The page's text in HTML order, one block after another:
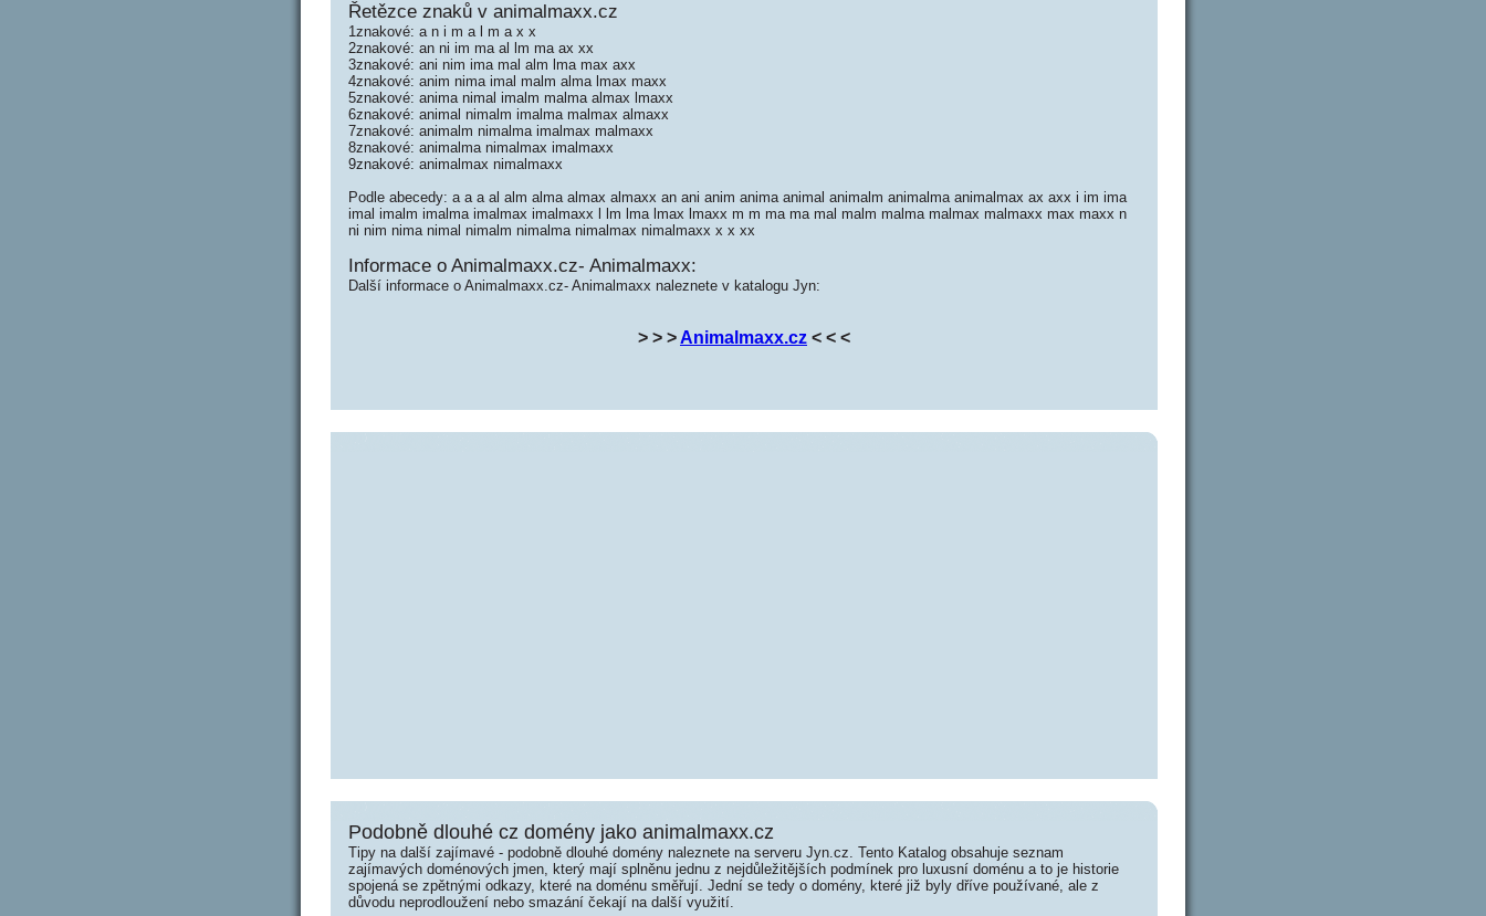
Řetězce znaků v animalmaxx.cz
1znakové: a n i m a l m a x x
2znakové: an ni im ma al lm ma ax xx
3znakové: ani nim ima mal alm lma max axx
4znakové: anim nima imal malm alma lmax maxx
5znakové: anima nimal imalm malma almax lmaxx
6znakové: animal nimalm imalma malmax almaxx
7znakové: animalm nimalma imalmax malmaxx
8znakové: animalma nimalmax imalmaxx
9znakové: animalmax nimalmaxx
Podle abecedy: a a a al alm alma almax almaxx an ani anim anima animal animalm animalma animalmax ax axx i im ima
imal imalm imalma imalmax imalmaxx l lm lma lmax lmaxx m m ma ma mal malm malma malmax malmaxx max maxx n
ni nim nima nimal nimalm nimalma nimalmax nimalmaxx x x xx
Informace o Animalmaxx.cz- Animalmaxx:
Další informace o Animalmaxx.cz- Animalmaxx naleznete v katalogu Jyn:
> > > Animalmaxx.cz < < <
Podobně dlouhé cz domény jako animalmaxx.cz
Tipy na další zajímavé - podobně dlouhé domény naleznete na serveru Jyn.cz. Tento Katalog obsahuje seznam
zajímavých doménových jmen, který mají splněnu jednu z nejdůležitějších podmínek pro luxusní doménu a to je historie
spojená se zpětnými odkazy, které na doménu směřují. Jední se tedy o domény, které již byly dříve používané, ale z
důvodu neprodloužení nebo smazání čekají na další využití.